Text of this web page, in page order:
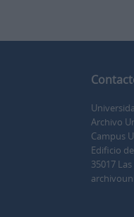
Archivo
Campus
Edificio
35017